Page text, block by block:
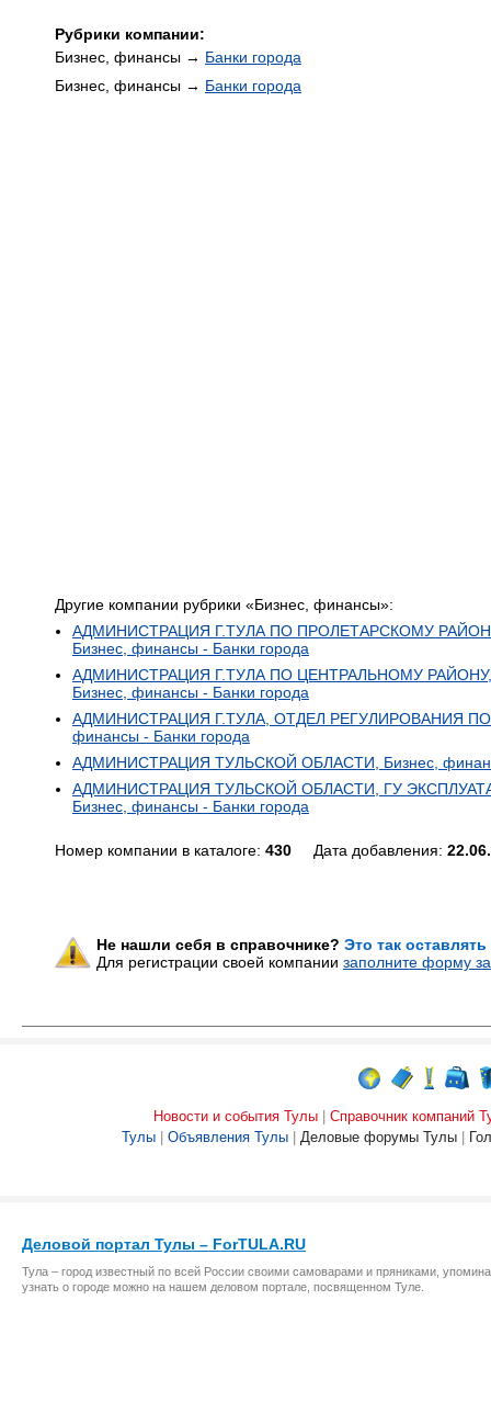
Рубрики компании:
Бизнес, финансы → Банки города
Бизнес, финансы → Банки города
Другие компании рубрики «Бизнес, финансы»:
АДМИНИСТРАЦИЯ Г.ТУЛА ПО ПРОЛЕТАРСКОМУ
Бизнес, финансы - Банки города
АДМИНИСТРАЦИЯ Г.ТУЛА ПО ЦЕНТРАЛЬНОМУ
Бизнес, финансы - Банки города
АДМИНИСТРАЦИЯ Г.ТУЛА, ОТДЕЛ РЕГУЛИРОВАНИЯ
финансы - Банки города
АДМИНИСТРАЦИЯ ТУЛЬСКОЙ ОБЛАСТИ, Бизнес,
АДМИНИСТРАЦИЯ ТУЛЬСКОЙ ОБЛАСТИ, ГУ
Бизнес, финансы - Банки города
Номер компании в каталоге: 430 Дата добавления:
Не нашли себя в справочнике? Это так
Для регистрации своей компании заполните форму
Новости и события Тулы
Справочник компаний
Тулы
Объявления Тулы Деловые форумы Тулы
Деловой портал Тулы – ForTULA.RU
Тула – город известный по всей России своими самоварами и пряниками,
узнать о городе можно на нашем деловом портале, посвященном Туле.